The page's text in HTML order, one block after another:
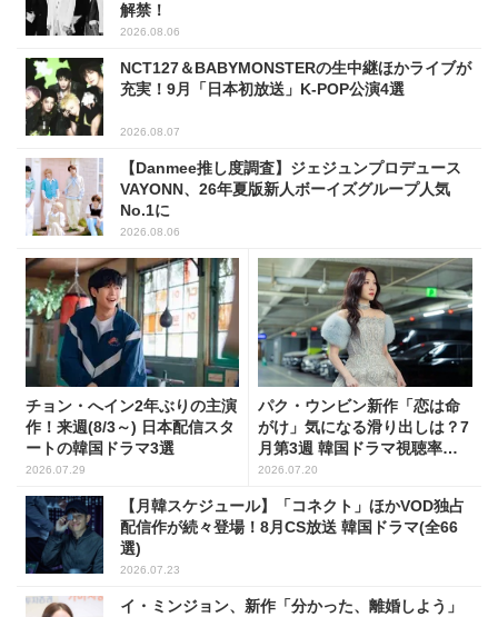
解禁！
2026.08.06
NCT127＆BABYMONSTERの生中継ほかライブが
充実！9月「日本初放送」K-POP公演4選
2026.08.07
【Danmee推し度調査】ジェジュンプロデュース
VAYONN、26年夏版新人ボーイズグループ人気
No.1に
2026.08.06
チョン・へイン2年ぶりの主演
作！来週(8/3～) 日本配信スタ
ートの韓国ドラマ3選
2026.07.29
パク・ウンビン新作「恋は命
がけ」気になる滑り出しは？7
月第3週 韓国ドラマ視聴率ラ
ンキング
2026.07.20
【月韓スケジュール】「コネクト」ほかVOD独占
配信作が続々登場！8月CS放送 韓国ドラマ(全66
選)
2026.07.23
イ・ミンジョン、新作「分かった、離婚しよう」